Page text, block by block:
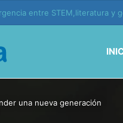
educación y vida en la
una nueva generación